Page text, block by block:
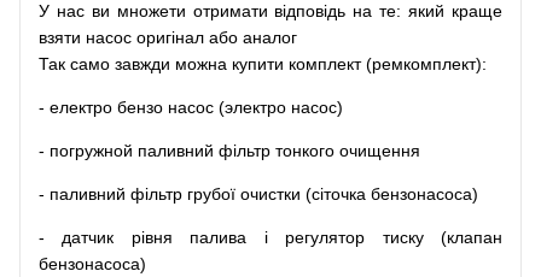
У нас ви множети отримати відповідь на те: який краще
взяти насос оригінал або аналог
Так само завжди можна купити комплект (ремкомплект):
- електро бензо насос (электро насос)
- погружной паливний фільтр тонкого очищення
- паливний фільтр грубої очистки (сіточка бензонасоса)
- датчик рівня палива і регулятор тиску (клапан
бензонасоса)